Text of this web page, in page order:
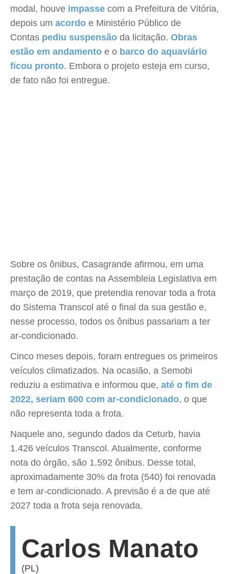
modal, houve impasse com a Prefeitura de Vitória,
depois um acordo e Ministério Público de
Contas pediu suspensão da licitação. Obras
estão em andamento e o barco do aquaviário
ficou pronto. Embora o projeto esteja em curso,
de fato não foi entregue.
Sobre os ônibus, Casagrande afirmou, em uma
prestação de contas na Assembleia Legislativa em
março de 2019, que pretendia renovar toda a frota
do Sistema Transcol até o final da sua gestão e,
nesse processo, todos os ônibus passariam a ter
ar-condicionado.
Cinco meses depois, foram entregues os primeiros
veículos climatizados. Na ocasião, a Semobi
reduziu a estimativa e informou que, até o fim de
2022, seriam 600 com ar-condicionado, o que
não representa toda a frota.
Naquele ano, segundo dados da Ceturb, havia
1.426 veículos Transcol. Atualmente, conforme
nota do órgão, são 1.592 ônibus. Desse total,
aproximadamente 30% da frota (540) foi renovada
e tem ar-condicionado. A previsão é a de que até
2027 toda a frota seja renovada.
Carlos Manato
(PL)